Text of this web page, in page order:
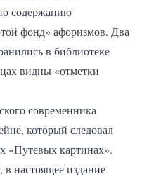
содержанию
фонд» афоризмов. Два
в библиотеке
видны «отметки
современника
который следовал
«Путевых картинах».
настоящее издание